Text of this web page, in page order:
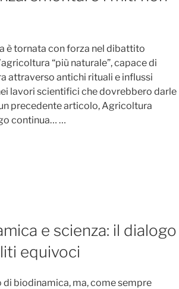
è tornata con forza nel dibattito
“più naturale”, capace di
attraverso antichi rituali e influssi
lavori scientifici che dovrebbero darle
precedente articolo, Agricoltura
continua… …
e scienza: il dialogo
equivoci
biodinamica, ma, come sempre